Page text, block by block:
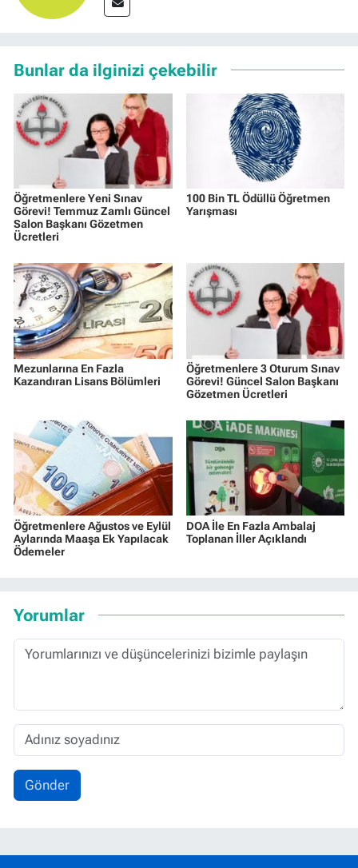
Bunlar da ilginizi çekebilir
Öğretmenlere Yeni Sınav
Görevi! Temmuz Zamlı Güncel
Salon Başkanı Gözetmen
Ücretleri
100 Bin TL Ödüllü Öğretmen
Yarışması
Mezunlarına En Fazla
Kazandıran Lisans Bölümleri
Öğretmenlere 3 Oturum Sınav
Görevi! Güncel Salon Başkanı
Gözetmen Ücretleri
Öğretmenlere Ağustos ve Eylül
Aylarında Maaşa Ek Yapılacak
Ödemeler
DOA İle En Fazla Ambalaj
Toplanan İller Açıklandı
Yorumlar
Gönder